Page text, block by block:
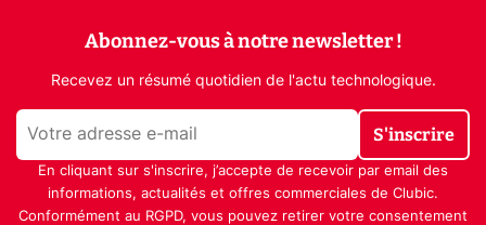
Abonnez-vous à notre newsletter !
Recevez un résumé quotidien de l'actu technologique.
S'inscrire
En cliquant sur s'inscrire, j’accepte de recevoir par email des
informations, actualités et offres commerciales de Clubic.
Conformément au RGPD, vous pouvez retirer votre consentement